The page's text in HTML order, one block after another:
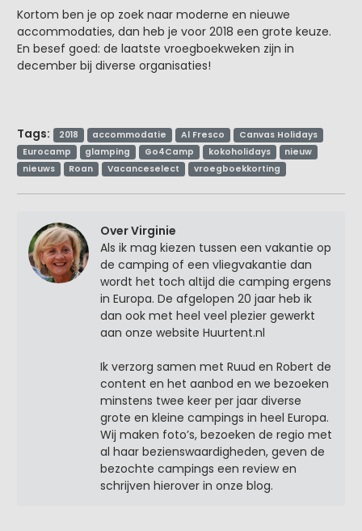
Kortom ben je op zoek naar moderne en nieuwe
accommodaties, dan heb je voor 2018 een grote keuze.
En besef goed: de laatste vroegboekweken zijn in
december bij diverse organisaties!
Tags: 2018 accommodatie Al Fresco
Canvas Holidays
Eurocamp
glamping Go4Camp kokoholidays
nieuw
nieuws
Roan Vacanceselect vroegboekkorting
Over Virginie
Als ik mag kiezen tussen een vakantie op
de camping of een vliegvakantie dan
wordt het toch altijd die camping ergens
in Europa. De afgelopen 20 jaar heb ik
dan ook met heel veel plezier gewerkt
aan onze website Huurtent.nl
Ik verzorg samen met Ruud en Robert de
content en het aanbod en we bezoeken
minstens twee keer per jaar diverse
grote en kleine campings in heel Europa.
Wij maken foto’s, bezoeken de regio met
al haar bezienswaardigheden, geven de
bezochte campings een review en
schrijven hierover in onze blog.